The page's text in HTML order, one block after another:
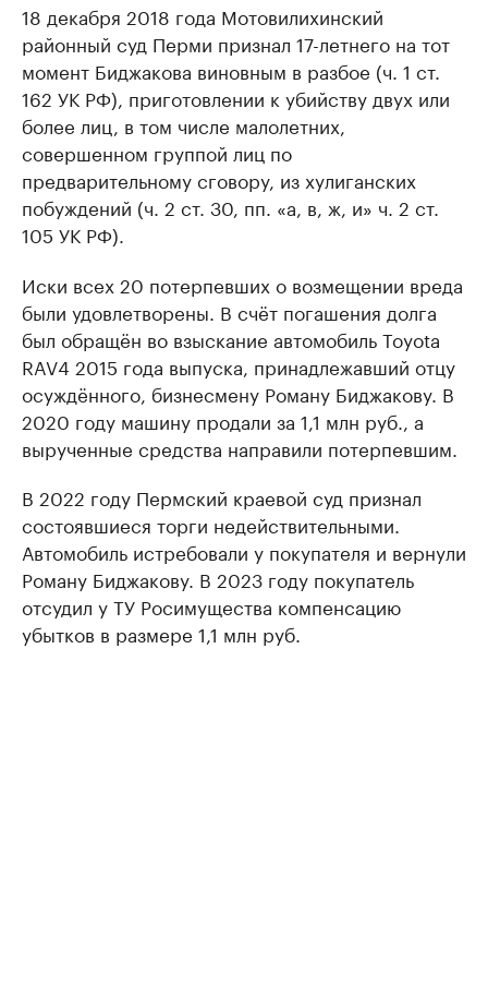
18 декабря 2018 года Мотовилихинский
районный суд Перми признал 17-летнего на тот
момент Биджакова виновным в разбое (ч. 1 ст.
162 УК РФ), приготовлении к убийству двух или
более лиц, в том числе малолетних,
совершенном группой лиц по
предварительному сговору, из хулиганских
побуждений (ч. 2 ст. 30, пп. «а, в, ж, и» ч. 2 ст.
105 УК РФ).
Иски всех 20 потерпевших о возмещении вреда
были удовлетворены. В счёт погашения долга
был обращён во взыскание автомобиль Toyota
RAV4 2015 года выпуска, принадлежавший отцу
осуждённого, бизнесмену Роману Биджакову. В
2020 году машину продали за 1,1 млн руб., а
вырученные средства направили потерпевшим.
В 2022 году Пермский краевой суд признал
состоявшиеся торги недействительными.
Автомобиль истребовали у покупателя и вернули
Роману Биджакову. В 2023 году покупатель
отсудил у ТУ Росимущества компенсацию
убытков в размере 1,1 млн руб.